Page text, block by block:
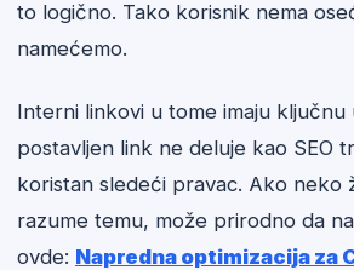
to logično. Tako korisnik nema
namećemo.
Interni linkovi u tome imaju ključnu
postavljen link ne deluje kao SEO
koristan sledeći pravac. Ako neko
razume temu, može prirodno da
ovde: Napredna optimizacija za